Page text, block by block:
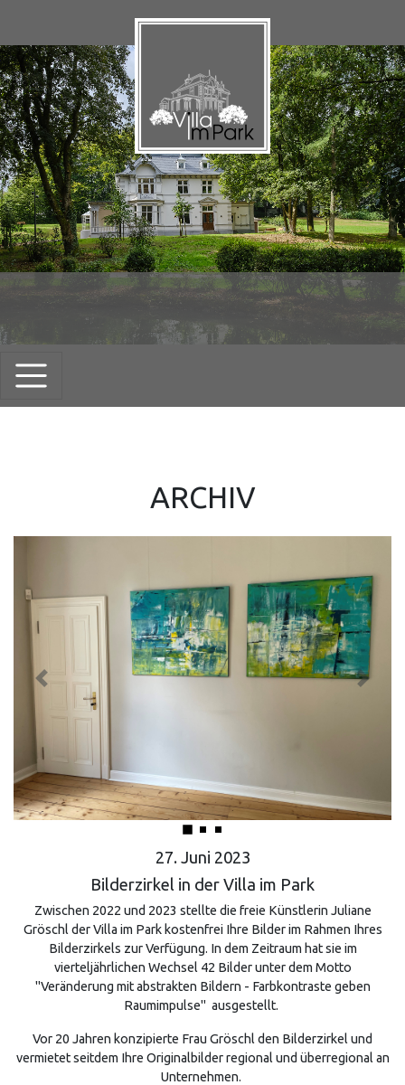
ARCHIV
Previous Next
27. Juni 2023
Bilderzirkel in der Villa im Park
Zwischen 2022 und 2023 stellte die freie Künstlerin Juliane
Gröschl der Villa im Park kostenfrei Ihre Bilder im Rahmen Ihres
Bilderzirkels zur Verfügung. In dem Zeitraum hat sie im
vierteljährlichen Wechsel 42 Bilder unter dem Motto
"Veränderung mit abstrakten Bildern - Farbkontraste geben
Raumimpulse" ausgestellt.
Vor 20 Jahren konzipierte Frau Gröschl den Bilderzirkel und
vermietet seitdem Ihre Originalbilder regional und überregional an
Unternehmen.